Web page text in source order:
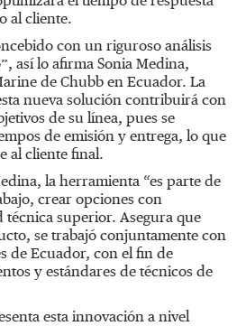
al cliente.
con un riguroso análisis
así lo afirma Sonia Medina,
de Chubb en Ecuador. La
nueva solución contribuirá con
de su línea, pues se
de emisión y entrega, lo que
al cliente final.
la herramienta “es parte de
crear opciones con
técnica superior. Asegura que
se trabajó conjuntamente con
de Ecuador, con el fin de
y estándares de técnicos de
esta innovación a nivel